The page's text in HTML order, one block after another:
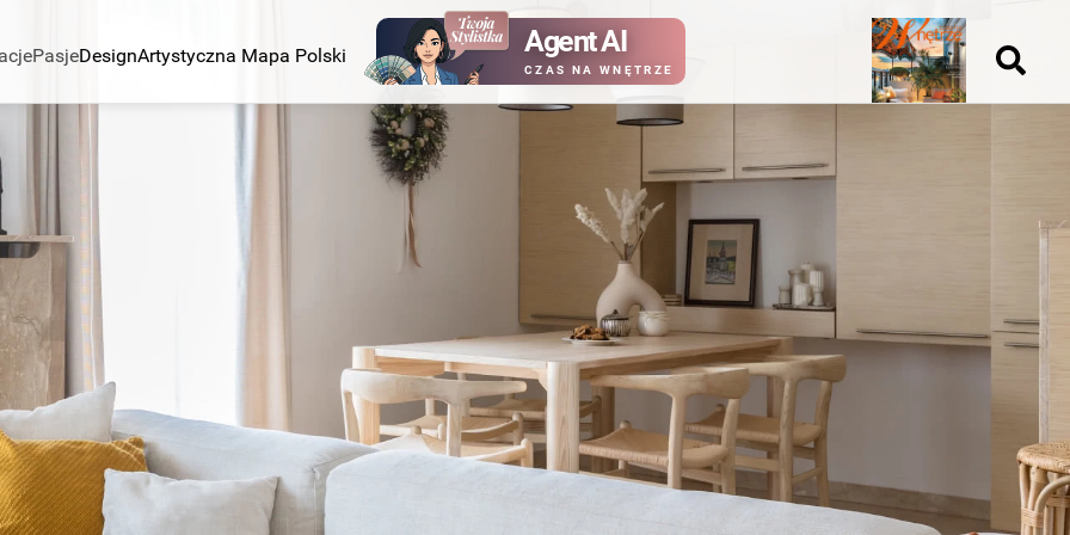
PasjeDesignArtystyczna Mapa Polski Agent AI
CZAS NA WNĘTRZE
Nowy
numer
numer
Wydanie papierowe